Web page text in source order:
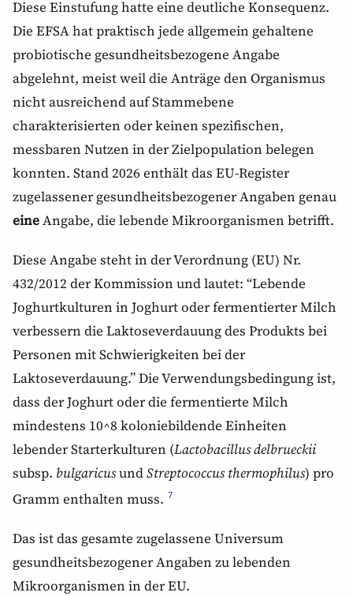
Diese Einstufung hatte eine deutliche Konsequenz.
Die EFSA hat praktisch jede allgemein gehaltene
probiotische gesundheitsbezogene Angabe
abgelehnt, meist weil die Anträge den Organismus
nicht ausreichend auf Stammebene
charakterisierten oder keinen spezifischen,
messbaren Nutzen in der Zielpopulation belegen
konnten. Stand 2026 enthält das EU-Register
zugelassener gesundheitsbezogener Angaben genau
eineAngabe, die lebende Mikroorganismen betrifft.
Diese Angabe steht in der Verordnung (EU) Nr.
432/2012 der Kommission und lautet: “Lebende
Joghurtkulturen in Joghurt oder fermentierter Milch
verbessern die Laktoseverdauung des Produkts bei
Personen mit Schwierigkeiten bei der
Laktoseverdauung.” Die Verwendungsbedingung ist,
dass der Joghurt oder die fermentierte Milch
mindestens 10^8 koloniebildende Einheiten
lebender Starterkulturen (Lactobacillus delbrueckii
subsp. bulgaricusundStreptococcus thermophilus) pro
Gramm enthalten muss. 7
Das ist das gesamte zugelassene Universum
gesundheitsbezogener Angaben zu lebenden
Mikroorganismen in der EU.